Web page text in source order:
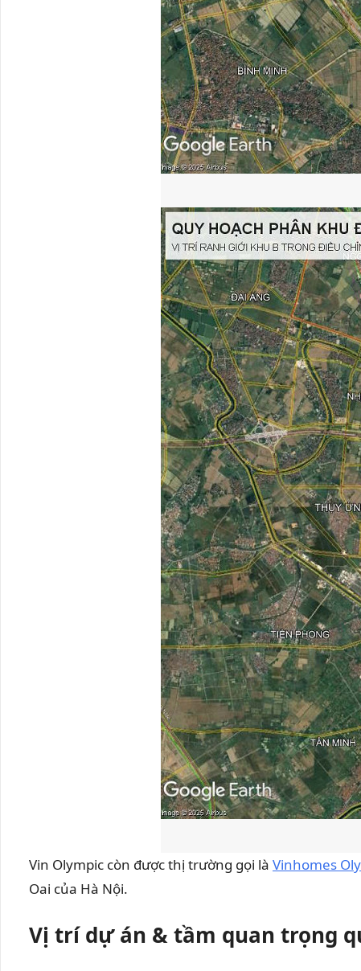
Vin Olympic còn được thị trường gọi là Vinhomes
Oai của Hà Nội.
Vị trí dự án & tầm quan trọng